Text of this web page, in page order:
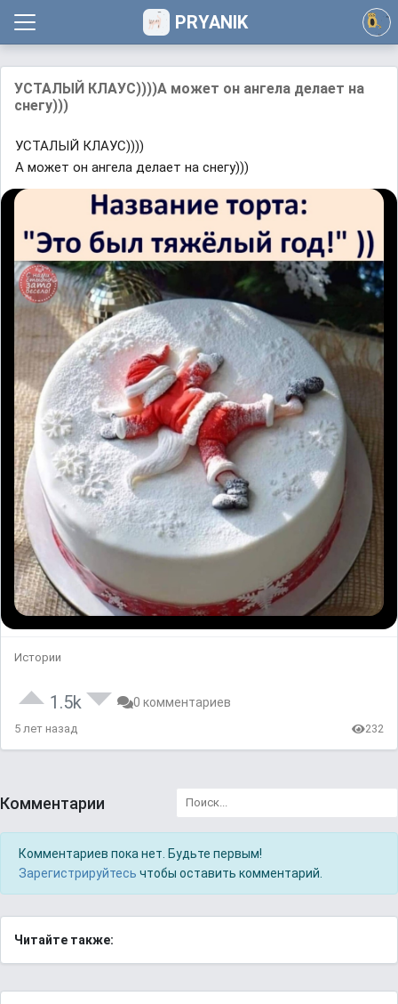
PRYANIK
УСТАЛЫЙ КЛАУС))))А может он ангела делает на
снегу)))
УСТАЛЫЙ КЛАУС))))
А может он ангела делает на снегу)))
Истории
1.5k 0 комментариев
5 лет назад 232
Комментарии
Комментариев пока нет. Будьте первым!
Зарегистрируйтесь чтобы оставить комментарий.
Читайте также: